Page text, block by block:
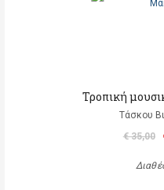
Τροπική
Τάσκου
€ 35,00